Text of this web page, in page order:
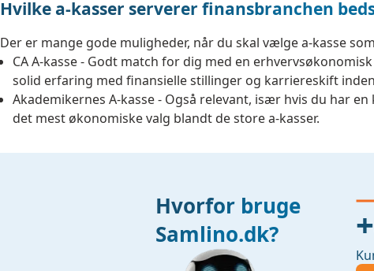
Hvilke a-kasser serverer finansbranchen
Der er mange gode muligheder, når du skal vælge a-kasse
CA A-kasse - Godt match for dig med en
solid erfaring med finansielle stillinger og karriereskift
Akademikernes A-kasse - Også relevant, især hvis du har
det mest økonomiske valg blandt de store a-kasser.
Hvorfor bruge
Samlino.dk?